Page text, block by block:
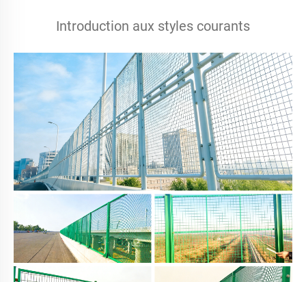
Introduction aux styles courants